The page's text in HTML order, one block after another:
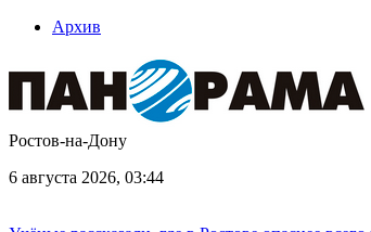
Архив
Ростов-на-Дону
6 августа 2026, 03:44